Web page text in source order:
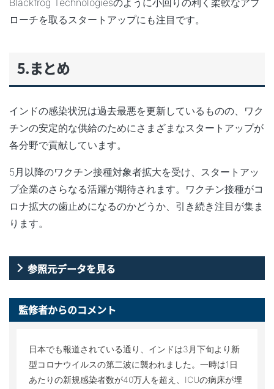
ローチを取るスタートアップにも注目です。
5.まとめ
インドの感染状況は過去最悪を更新しているものの、ワク
チンの安定的な供給のためにさまざまなスタートアップが
各分野で貢献しています。
5月以降のワクチン接種対象者拡大を受け、スタートアッ
プ企業のさらなる活躍が期待されます。ワクチン接種がコ
ロナ拡大の歯止めになるのかどうか、引き続き注目が集ま
ります。
参照元データを見る
監修者からのコメント
日本でも報道されている通り、インドは3月下旬より新
型コロナウイルスの第二波に襲われました。一時は1日
あたりの新規感染者数が40万人を超え、ICUの病床が埋